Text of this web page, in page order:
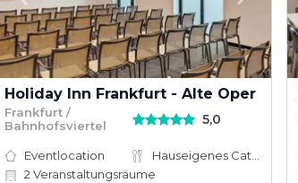
Holiday Inn Frankfurt - Alte Oper
Frankfurt /
Bahnhofsviertel
5,0
Eventlocation
2 Veranstaltungsräume